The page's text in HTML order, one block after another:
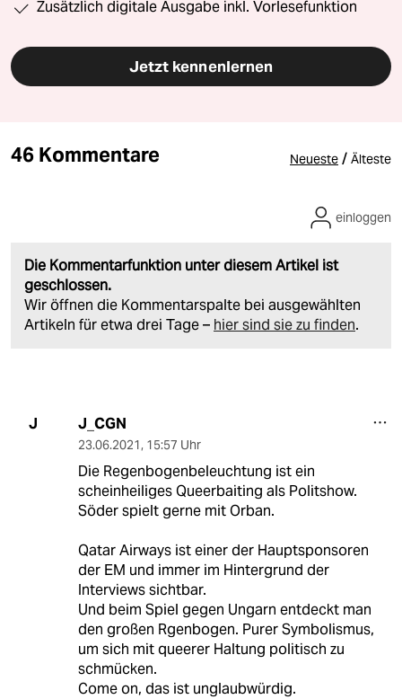
Zusätzlich digitale Ausgabe inkl. Vorlesefunktion
Jetzt kennenlernen
46 Kommentare Neueste / Älteste
Die Kommentarfunktion unter diesem Artikel ist
geschlossen.
Wir öffnen die Kommentarspalte bei ausgewählten
Artikeln für etwa drei Tage – hier sind sie zu finden.
einloggen
J J_CGN
23.06.2021, 15:57 Uhr
Die Regenbogenbeleuchtung ist ein
scheinheiliges Queerbaiting als Politshow.
Söder spielt gerne mit Orban.
Qatar Airways ist einer der Hauptsponsoren
der EM und immer im Hintergrund der
Interviews sichtbar.
Und beim Spiel gegen Ungarn entdeckt man
den großen Rgenbogen. Purer Symbolismus,
um sich mit queerer Haltung politisch zu
schmücken.
Come on, das ist unglaubwürdig.